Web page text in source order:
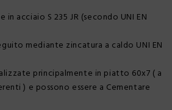
acciaio S 235 JR (secondo UNI EN
mediante zincatura a caldo UNI EN
principalmente in piatto 60x7 ( a
) e possono essere a Cementare